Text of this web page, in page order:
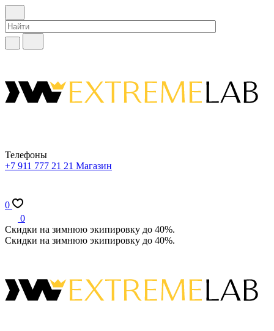
Телефоны
+7 911 777 21 21 Магазин
0
0
Скидки на зимнюю экипировку до 40%.
Скидки на зимнюю экипировку до 40%.